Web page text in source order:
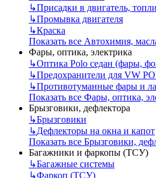
↳Присадки в двигатель,
↳Промывка двигателя
↳Краска
Показать все Автохимия,
Фары, оптика, электрика
↳Оптика Polo седан (фары,
↳Предохранители для VW
↳Противотуманные фары и
Показать все Фары, оптика,
Брызговики, дефлектора
↳Брызговики
↳Дефлекторы на окна и капот
Показать все Брызговики,
Багажники и фаркопы (ТСУ)
↳Багажные системы
↳Фаркоп (ТСУ)